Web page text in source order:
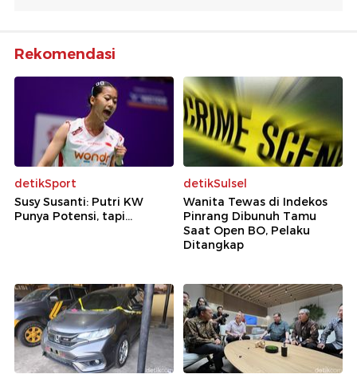
Rekomendasi
detikSport
Susy Susanti: Putri KW
Punya Potensi, tapi...
detikSulsel
Wanita Tewas di Indekos
Pinrang Dibunuh Tamu
Saat Open BO, Pelaku
Ditangkap